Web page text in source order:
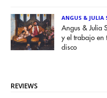
ANGUS & JULIA
Angus & Julia
y el trabajo en
disco
REVIEWS